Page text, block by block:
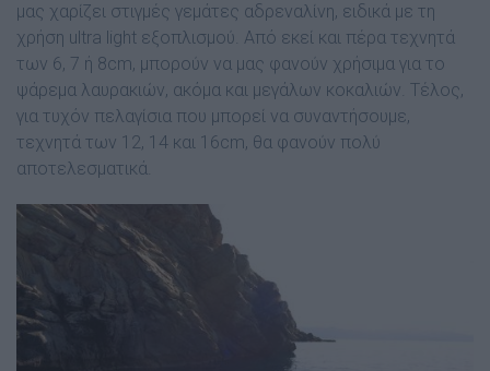
µας χαρίζει στιγµές γεµάτες αδρεναλίνη, ειδικά µε τη
χρήση ultra light εξοπλισµού. Από εκεί και πέρα τεχνητά
των 6, 7 ή 8cm, µπορούν να µας φανούν χρήσιµα για το
ψάρεµα λαυρακιών, ακόµα και µεγάλων κοκαλιών. Τέλος,
για τυχόν πελαγίσια που µπορεί να συναντήσουµε,
τεχνητά των 12, 14 και 16cm, θα φανούν πολύ
αποτελεσµατικά.